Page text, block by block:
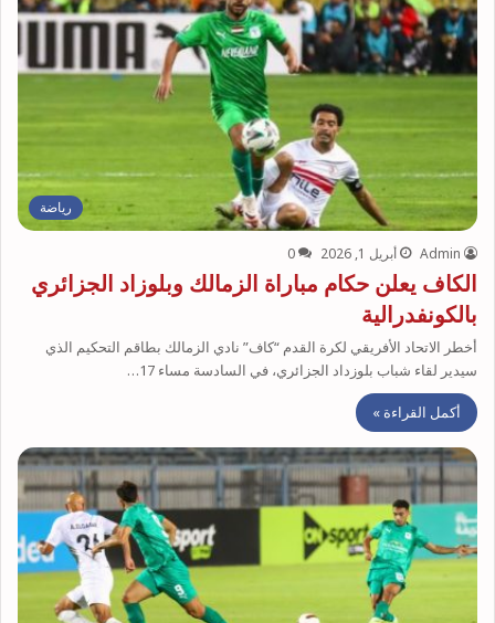
رياضة
Admin أبريل 1, 2026 0
الكاف يعلن حكام مباراة الزمالك وبلوزاد الجزائري
بالكونفدرالية
أخطر الاتحاد الأفريقي لكرة القدم “كاف” نادي الزمالك بطاقم التحكيم الذي
سيدير لقاء شباب بلوزداد الجزائري، في السادسة مساء 17…
أكمل القراءة »